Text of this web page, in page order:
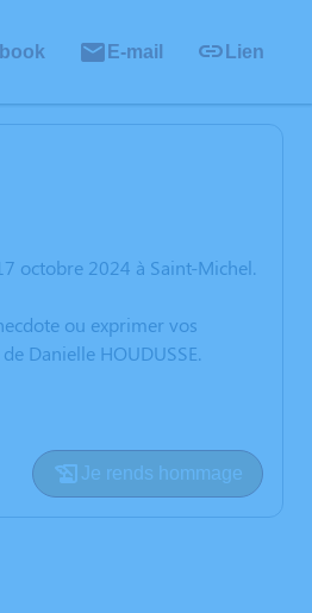
E-mail Lien
octobre 2024 à Saint-Michel.
ou exprimer vos
Danielle HOUDUSSE.
Je rends hommage